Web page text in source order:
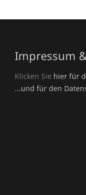
Impressum
Klicken Sie hier für
...und für den